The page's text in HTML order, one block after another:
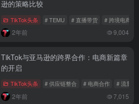
逊的策略比较
TikTok头条 # TEMU # 直播带货 # 跨境电商
2年前 9,004
TikTok与亚马逊的跨界合作：电商新篇章
的开启
TikTok头条 # 供应链整合 # 电商合作 # 流量变
2年前 7,015